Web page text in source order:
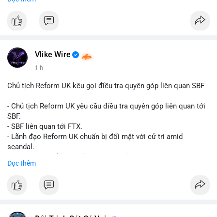
nhà đầu tư trong ngành vật liệu xây dựng và hạ tầng.
nhựa polyolefin trong tương lai?
Vlike Wire
1 h
Chủ tịch Reform UK kêu gọi điều tra quyên góp liên quan SBF
- Chủ tịch Reform UK yêu cầu điều tra quyên góp liên quan tới
SBF.
- SBF liên quan tới FTX.
- Lãnh đạo Reform UK chuẩn bị đối mặt với cử tri amid
scandal.
- Không có thông tin tác động thị trường ngay lập tức.
Đọc thêm